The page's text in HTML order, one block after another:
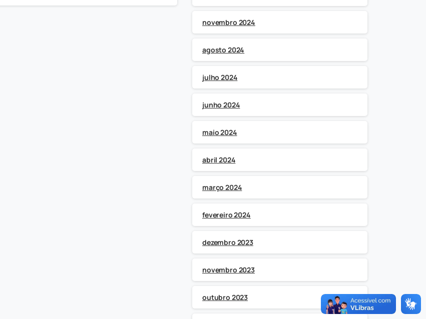
novembro 2024
agosto 2024
julho 2024
junho 2024
maio 2024
abril 2024
março 2024
fevereiro 2024
dezembro 2023
novembro 2023
outubro 2023